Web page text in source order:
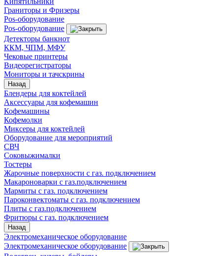
Граниторы и Фризеры
Pos-оборудование
Pos-оборудование
Детекторы банкнот
ККМ, ЧПМ, МФУ
Чековые принтеры
Видеорегистраторы
Мониторы и тачскрины
Назад
Блендеры для коктейлей
Аксессуары для кофемашин
Кофемашины
Кофемолки
Миксеры для коктейлей
Оборудование для мероприятий
СВЧ
Соковыжималки
Тостеры
Жарочные поверхности с газ. подключением
Макароноварки с газ.подключением
Мармиты с газ. подключением
Пароконвектоматы с газ. подключением
Плиты с газ.подключением
Фритюры с газ. подключением
Назад
Электромеханическое оборудование
Электромеханическое оборудование